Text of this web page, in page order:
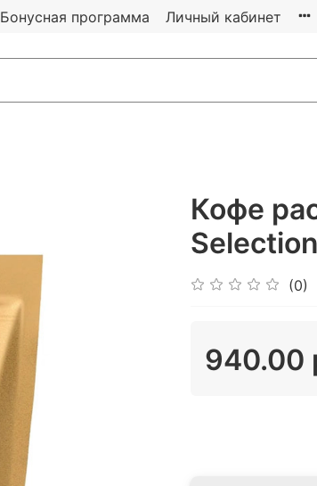
Бонусная программа Личный кабинет
Кофе
(0)
940.00